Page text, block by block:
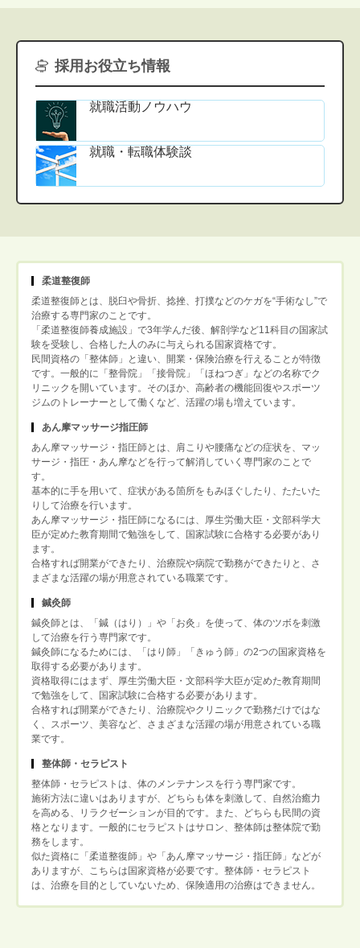
採用お役立ち情報
就職活動ノウハウ
就職・転職体験談
柔道整復師
柔道整復師とは、脱臼や骨折、捻挫、打撲などのケガを“手術なし”で
治療する専門家のことです。
「柔道整復師養成施設」で3年学んだ後、解剖学など11科目の国家試
験を受験し、合格した人のみに与えられる国家資格です。
民間資格の「整体師」と違い、開業・保険治療を行えることが特徴
です。一般的に「整骨院」「接骨院」「ほねつぎ」などの名称でク
リニックを開いています。そのほか、高齢者の機能回復やスポーツ
ジムのトレーナーとして働くなど、活躍の場も増えています。
あん摩マッサージ指圧師
あん摩マッサージ・指圧師とは、肩こりや腰痛などの症状を、マッ
サージ・指圧・あん摩などを行って解消していく専門家のことで
す。
基本的に手を用いて、症状がある箇所をもみほぐしたり、たたいた
りして治療を行います。
あん摩マッサージ・指圧師になるには、厚生労働大臣・文部科学大
臣が定めた教育期間で勉強をして、国家試験に合格する必要があり
ます。
合格すれば開業ができたり、治療院や病院で勤務ができたりと、さ
まざまな活躍の場が用意されている職業です。
鍼灸師
鍼灸師とは、「鍼（はり）」や「お灸」を使って、体のツボを刺激
して治療を行う専門家です。
鍼灸師になるためには、「はり師」「きゅう師」の2つの国家資格を
取得する必要があります。
資格取得にはまず、厚生労働大臣・文部科学大臣が定めた教育期間
で勉強をして、国家試験に合格する必要があります。
合格すれば開業ができたり、治療院やクリニックで勤務だけではな
く、スポーツ、美容など、さまざまな活躍の場が用意されている職
業です。
整体師・セラピスト
整体師・セラピストは、体のメンテナンスを行う専門家です。
施術方法に違いはありますが、どちらも体を刺激して、自然治癒力
を高める、リラクゼーションが目的です。また、どちらも民間の資
格となります。一般的にセラピストはサロン、整体師は整体院で勤
務をします。
似た資格に「柔道整復師」や「あん摩マッサージ・指圧師」などが
ありますが、こちらは国家資格が必要です。整体師・セラピスト
は、治療を目的としていないため、保険適用の治療はできません。